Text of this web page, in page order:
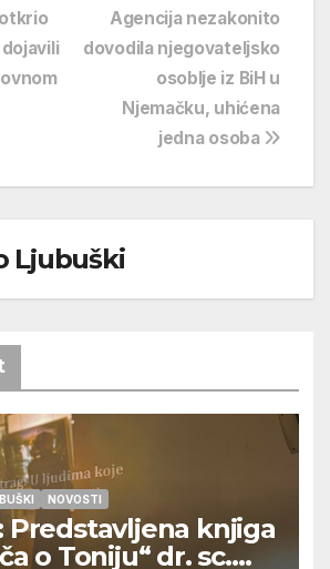
Agencija nezakonito
dovodila njegovateljsko
osoblje iz BiH u
Njemačku, uhićena
jedna osoba
Ljubuški
NOVOSTI
Predstavljena knjiga
o Toniju“ dr. sc.